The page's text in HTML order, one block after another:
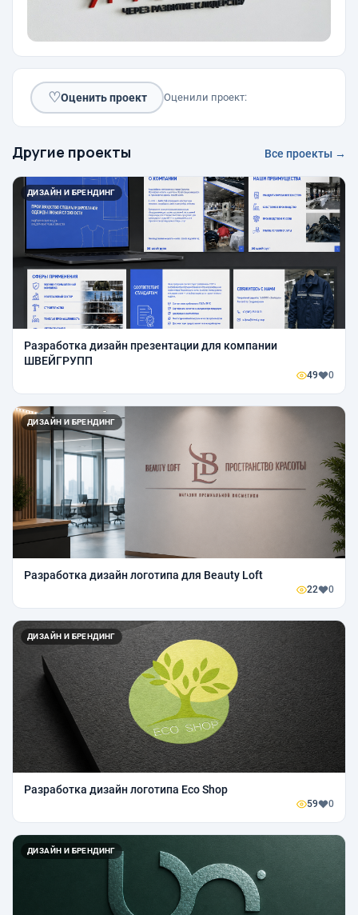
♡Оценить проект Оценили проект:
Другие проекты Все проекты →
ДИЗАЙН И БРЕНДИНГ
Разработка дизайн презентации для компании
ШВЕЙГРУПП
49 0
ДИЗАЙН И БРЕНДИНГ
Разработка дизайн логотипа для Beauty Loft
22 0
ДИЗАЙН И БРЕНДИНГ
Разработка дизайн логотипа Eco Shop
59 0
ДИЗАЙН И БРЕНДИНГ